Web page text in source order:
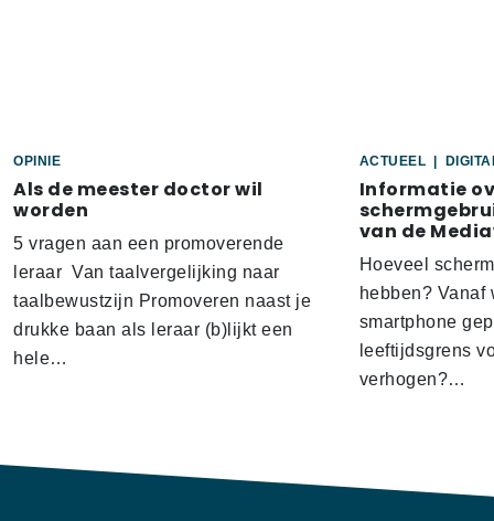
OPINIE
Als de meester doctor wil
worden
5 vragen aan een promoverende
leraar Van taalvergelijking naar
taalbewustzijn Promoveren naast je
drukke baan als leraar (b)lijkt een
hele…
ACTUEEL
Informatie
van de
Hoeveel
hebben?
smartphone
leeftijdsgrens
verhogen?…